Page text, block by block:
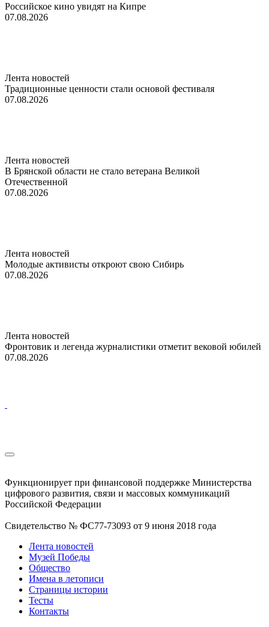
Российское кино увидят на Кипре
07.08.2026
Лента новостей
Традиционные ценности стали основой фестиваля
07.08.2026
Лента новостей
В Брянской области не стало ветерана Великой
Отечественной
07.08.2026
Лента новостей
Молодые активисты откроют свою Сибирь
07.08.2026
Лента новостей
Фронтовик и легенда журналистики отметит вековой юбилей
07.08.2026
Функционирует при финансовой поддержке Министерства
цифрового развития, связи и массовых коммуникаций
Российской Федерации
Свидетельство № ФС77-73093 от 9 июня 2018 года
Лента новостей
Музей Победы
Общество
Имена в летописи
Страницы истории
Тесты
Контакты